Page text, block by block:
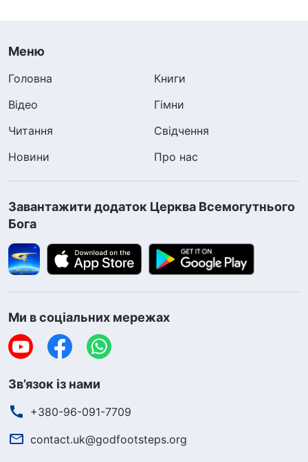
Меню
Головна
Книги
Відео
Гімни
Читання
Свідчення
Новини
Про нас
Завантажити додаток Церква Всемогутнього
Бога
Ми в соціальних мережах
Зв’язок із нами
+380-96-091-7709
contact.uk@godfootsteps.org